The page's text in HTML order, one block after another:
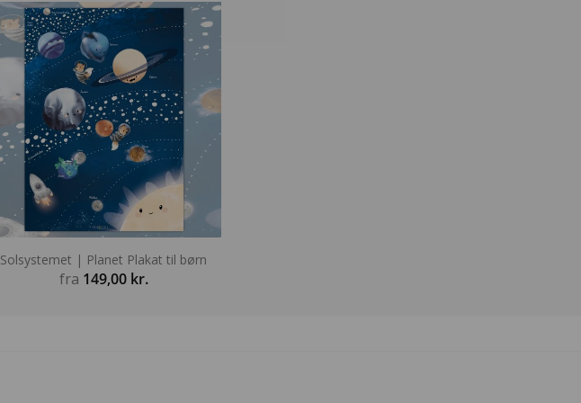
Solsystemet | Planet Plakat til børn
fra 149,00 kr.